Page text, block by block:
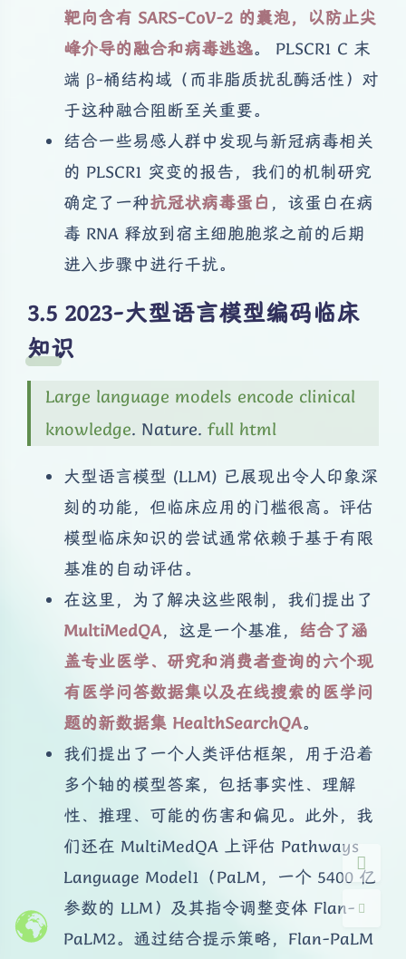
夜间模式
浅阴影 深阴影
靶向含有 SARS-CoV-2 的囊泡，以防止尖
峰介导的融合和病毒逃逸。 PLSCR1 C 末
端 β-桶结构域（而非脂质扰乱酶活性）对
于这种融合阻断至关重要。
结合一些易感人群中发现与新冠病毒相关
的 PLSCR1 突变的报告，我们的机制研究
确定了一种抗冠状病毒蛋白 ，该蛋白在病
毒 RNA 释放到宿主细胞胞浆之前的后期
进入步骤中进行干扰。
2023-大型语言模型编码临床
知识
Large language models encode clinical
knowledge. Nature. full html
大型语言模型 (LLM) 已展现出令人印象深
刻的功能，但临床应用的门槛很高。评估
模型临床知识的尝试通常依赖于基于有限
基准的自动评估。
在这里，为了解决这些限制，我们提出了
MultiMedQA，这是一个基准， 结合了涵
盖专业医学、研究和消费者查询的六个现
有医学问答数据集以及在线搜索的医学问
题的新数据集 HealthSearchQA。
我们提出了一个人类评估框架，用于沿着
多个轴的模型答案，包括事实性、理解
性、推理、可能的伤害和偏见。此外，我
们还在 MultiMedQA 上评估 Pathways
Language Model1（PaLM，一个 5400 亿
参数的 LLM）及其指令调整变体 Flan-
PaLM2。通过结合提示策略，Flan-PaLM